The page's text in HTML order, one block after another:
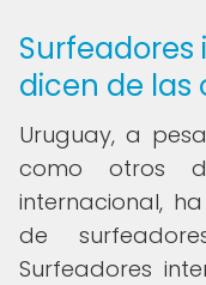
Surfeadores
dicen de las
Uruguay, a
como otros
internacional,
de
Surfeadores